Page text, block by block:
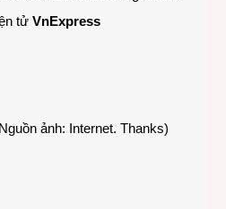
tử VnExpress
ảnh: Internet. Thanks)